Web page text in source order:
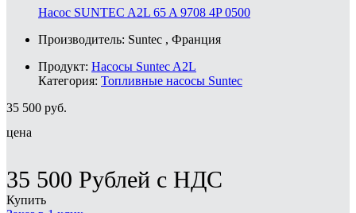
Насос SUNTEC A2L 65 A 9708 4P 0500
Производитель: Suntec , Франция
Продукт: Насосы Suntec A2L
Категория: Топливные насосы Suntec
35 500 руб.
цена
35 500 Рублей с НДС
Купить